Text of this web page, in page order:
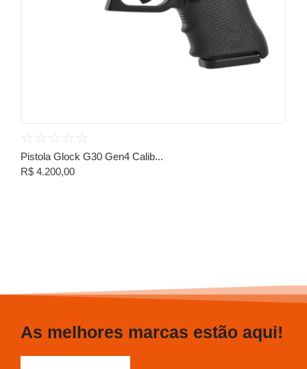
☆ ☆ ☆ ☆ ☆
Pistola Glock G30 Gen4 Calib...
R$ 4.200,00
As melhores marcas estão aqui!